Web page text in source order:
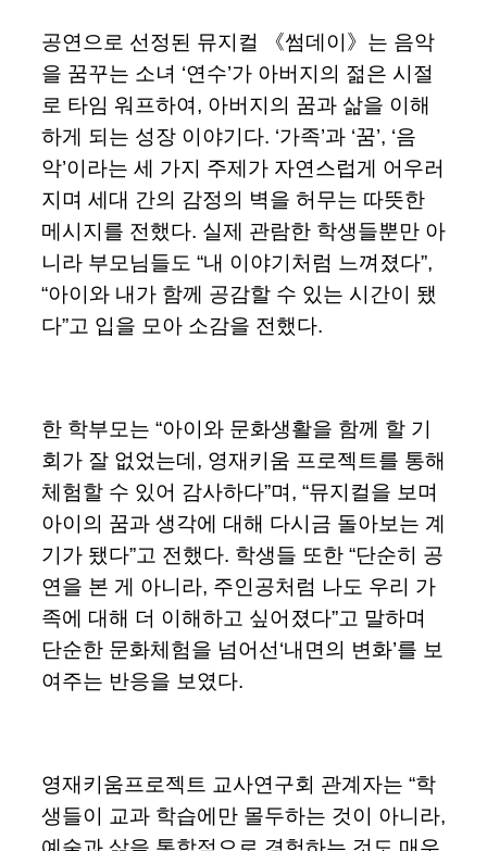
공연으로 선정된 뮤지컬 《썸데이》는 음악
을 꿈꾸는 소녀 ‘연수’가 아버지의 젊은 시절
로 타임 워프하여, 아버지의 꿈과 삶을 이해
하게 되는 성장 이야기다. ‘가족’과 ‘꿈’, ‘음
악’이라는 세 가지 주제가 자연스럽게 어우러
지며 세대 간의 감정의 벽을 허무는 따뜻한
메시지를 전했다. 실제 관람한 학생들뿐만 아
니라 부모님들도 “내 이야기처럼 느껴졌다”,
“아이와 내가 함께 공감할 수 있는 시간이 됐
다”고 입을 모아 소감을 전했다.
한 학부모는 “아이와 문화생활을 함께 할 기
회가 잘 없었는데, 영재키움 프로젝트를 통해
체험할 수 있어 감사하다”며, “뮤지컬을 보며
아이의 꿈과 생각에 대해 다시금 돌아보는 계
기가 됐다”고 전했다. 학생들 또한 “단순히 공
연을 본 게 아니라, 주인공처럼 나도 우리 가
족에 대해 더 이해하고 싶어졌다”고 말하며
단순한 문화체험을 넘어선‘내면의 변화’를 보
여주는 반응을 보였다.
영재키움프로젝트 교사연구회 관계자는 “학
생들이 교과 학습에만 몰두하는 것이 아니라,